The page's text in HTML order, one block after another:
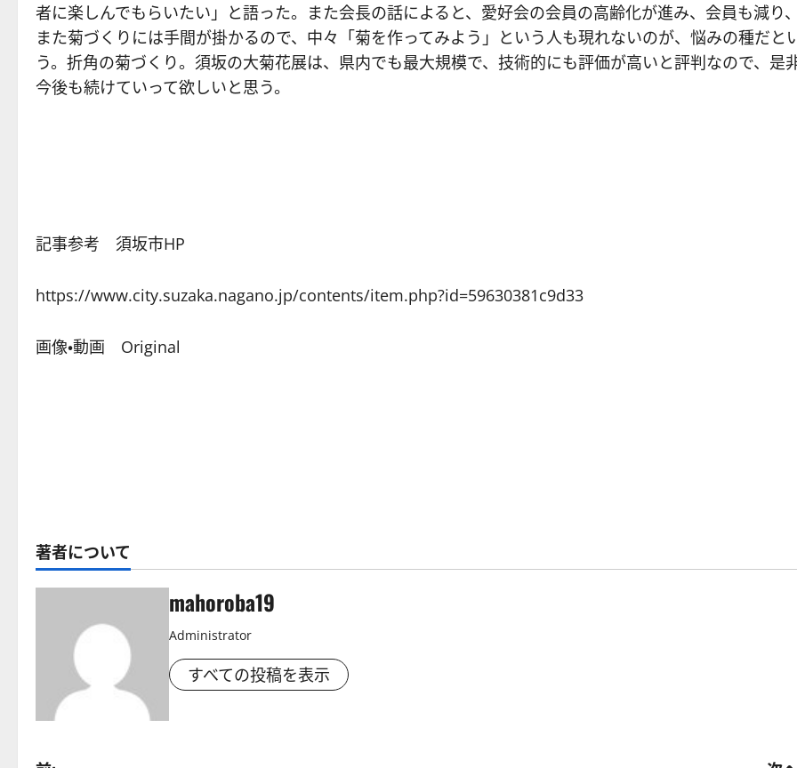
者に楽しんでもらいたい」と語った。また会長の話によると、愛好会の会員の高齢化が進み、会員も減り
また菊づくりには手間が掛かるので、中々「菊を作ってみよう」という人も現れないのが、悩みの種だと
う。折角の菊づくり。須坂の大菊花展は、県内でも最大規模で、技術的にも評価が高いと評判なので、是
今後も続けていって欲しいと思う。
記事参考 須坂市HP
https://www.city.suzaka.nagano.jp/contents/item.php?id=59630381c9d33
画像・動画 Original
著者について
mahoroba19
Administrator
すべての投稿を表示